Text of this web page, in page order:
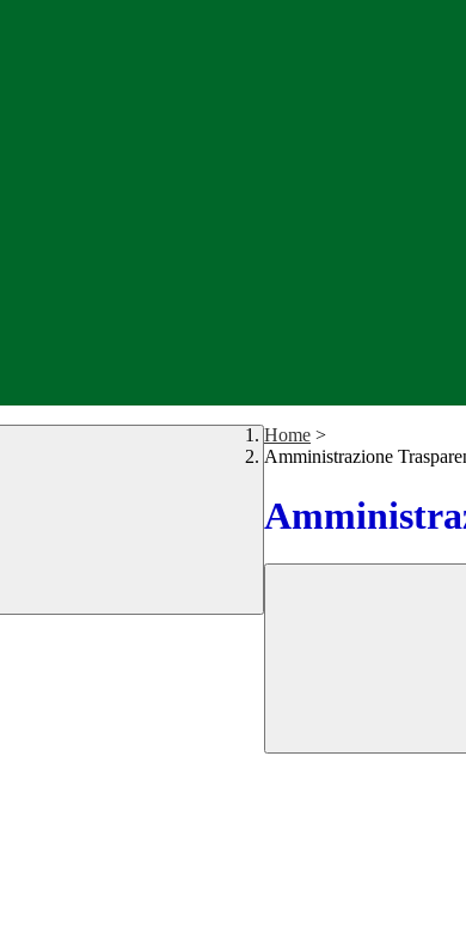
Home >
Amministrazione